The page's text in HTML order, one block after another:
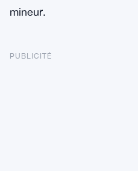
mineur.
PUBLICITÉ